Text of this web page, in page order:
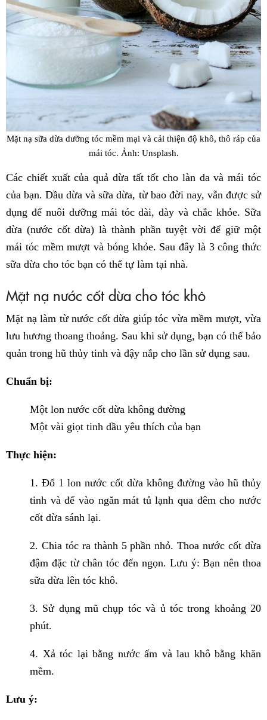
Mặt nạ sữa dừa dưỡng tóc mềm mại và cải thiện độ khô, thô ráp của
mái tóc. Ảnh: Unsplash.
Các chiết xuất của quả dừa tất tốt cho làn da và mái tóc
của bạn. Dầu dừa và sữa dừa, từ bao đời nay, vẫn được sử
dụng để nuôi dưỡng mái tóc dài, dày và chắc khỏe. Sữa
dừa (nước cốt dừa) là thành phần tuyệt vời để giữ một
mái tóc mềm mượt và bóng khỏe. Sau đây là 3 công thức
sữa dừa cho tóc bạn có thể tự làm tại nhà.
Mặt nạ nước cốt dừa cho tóc khô
Mặt nạ làm từ nước cốt dừa giúp tóc vừa mềm mượt, vừa
lưu hương thoang thoảng. Sau khi sử dụng, bạn có thể bảo
quản trong hũ thủy tinh và đậy nắp cho lần sử dụng sau.
Chuẩn bị:
Một lon nước cốt dừa không đường
Một vài giọt tinh dầu yêu thích của bạn
Thực hiện:
1. Đổ 1 lon nước cốt dừa không đường vào hũ thủy
tinh và để vào ngăn mát tủ lạnh qua đêm cho nước
cốt dừa sánh lại.
2. Chia tóc ra thành 5 phần nhỏ. Thoa nước cốt dừa
đậm đặc từ chân tóc đến ngọn. Lưu ý: Bạn nên thoa
sữa dừa lên tóc khô.
3. Sử dụng mũ chụp tóc và ủ tóc trong khoảng 20
phút.
4. Xả tóc lại bằng nước ấm và lau khô bằng khăn
mềm.
Lưu ý: